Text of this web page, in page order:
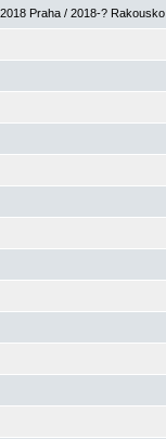
Praha / 2018-? Rakousko